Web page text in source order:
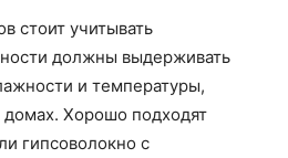
стоит учитывать
должны выдерживать
и температуры,
Хорошо подходят
гипсоволокно с